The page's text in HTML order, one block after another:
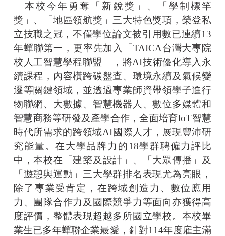
本校今年勇奪「新銳獎」、「學制標竿
獎」、「地區領航獎」三大特色獎項，榮登私
立技職之冠，不僅學位論文被引用數已連續13
年蟬聯第一，更率先加入「TAICA台灣大專院
校人工智慧學程聯盟」，將AI技術優化導入永
續課程，內容橫跨碳盤查、環境永續及氣候變
遷等關鍵領域，並透過專業師資帶領學子進行
物聯網、大數據、智慧機器人、數位多媒體和
智慧商務等研發及產學合作，全面培育IoT智慧
時代所需求的跨領域AI國際人才，展現豐沛研
究能量。在大學品牌力的18學群聘僱力評比
中，本校在「建築及設計」、「大眾傳播」及
「遊憩與運動」三大學群排名表現尤為亮眼，
除了專業受肯定，在跨域創造力、數位應用
力、團隊合作力及國際競爭力等面向亦獲得高
度評價，整體表現超越多所國立學校。本校畢
業生已多年蟬聯企業最愛，針對114年度雇主滿